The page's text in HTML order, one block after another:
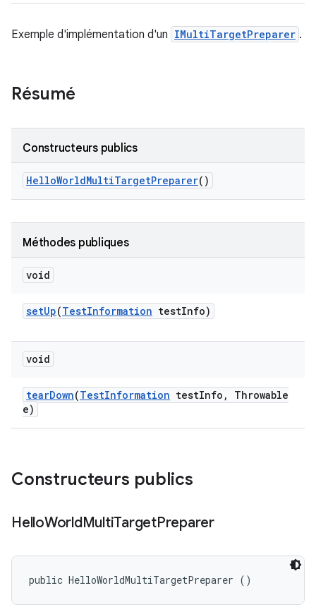
Exemple d'implémentation d'un IMultiTargetPreparer .
Résumé
Constructeurs publics
HelloWorldMultiTargetPreparer()
Méthodes publiques
void
setUp(TestInformation testInfo)
void
tearDown(TestInformation testInfo ,
Throwable
e)
Constructeurs publics
HelloWorldMultiTargetPreparer
public HelloWorldMultiTargetPreparer ()